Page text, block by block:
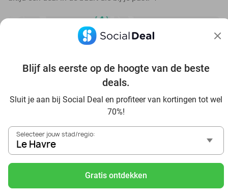
Blijf als eerste op de hoogte van de beste
deals.
Sluit je aan bij Social Deal en profiteer van kortingen tot wel
70%!
Selecteer jouw stad/regio:
Le Havre
Gratis ontdekken
Ontdek de beste deals bij jou in de buurt
Voordelig genieten in Le Havre: haal deal-inspiratie uit
Visitez Eauzone SPA à prix réduit à Le Havre